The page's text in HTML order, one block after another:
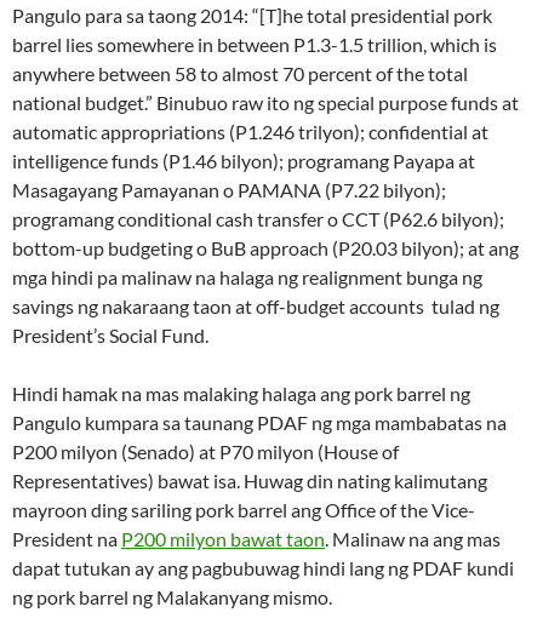
Pangulo para sa taong 2014: “[T]he total presidential pork
barrel lies somewhere in between P1.3-1.5 trillion, which is
anywhere between 58 to almost 70 percent of the total
national budget.” Binubuo raw ito ng special purpose funds at
automatic appropriations (P1.246 trilyon); confidential at
intelligence funds (P1.46 bilyon); programang Payapa at
Masagayang Pamayanan o PAMANA (P7.22 bilyon);
programang conditional cash transfer o CCT (P62.6 bilyon);
bottom-up budgeting o BuB approach (P20.03 bilyon); at ang
mga hindi pa malinaw na halaga ng realignment bunga ng
savings ng nakaraang taon at off-budget accounts tulad ng
President’s Social Fund.
Hindi hamak na mas malaking halaga ang pork barrel ng
Pangulo kumpara sa taunang PDAF ng mga mambabatas na
P200 milyon (Senado) at P70 milyon (House of
Representatives) bawat isa. Huwag din nating kalimutang
mayroon ding sariling pork barrel ang Office of the Vice-
President na P200 milyon bawat taon. Malinaw na ang mas
dapat tutukan ay ang pagbubuwag hindi lang ng PDAF kundi
ng pork barrel ng Malakanyang mismo.